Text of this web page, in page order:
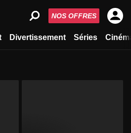
Divertissement Séries
NOS OFFRES